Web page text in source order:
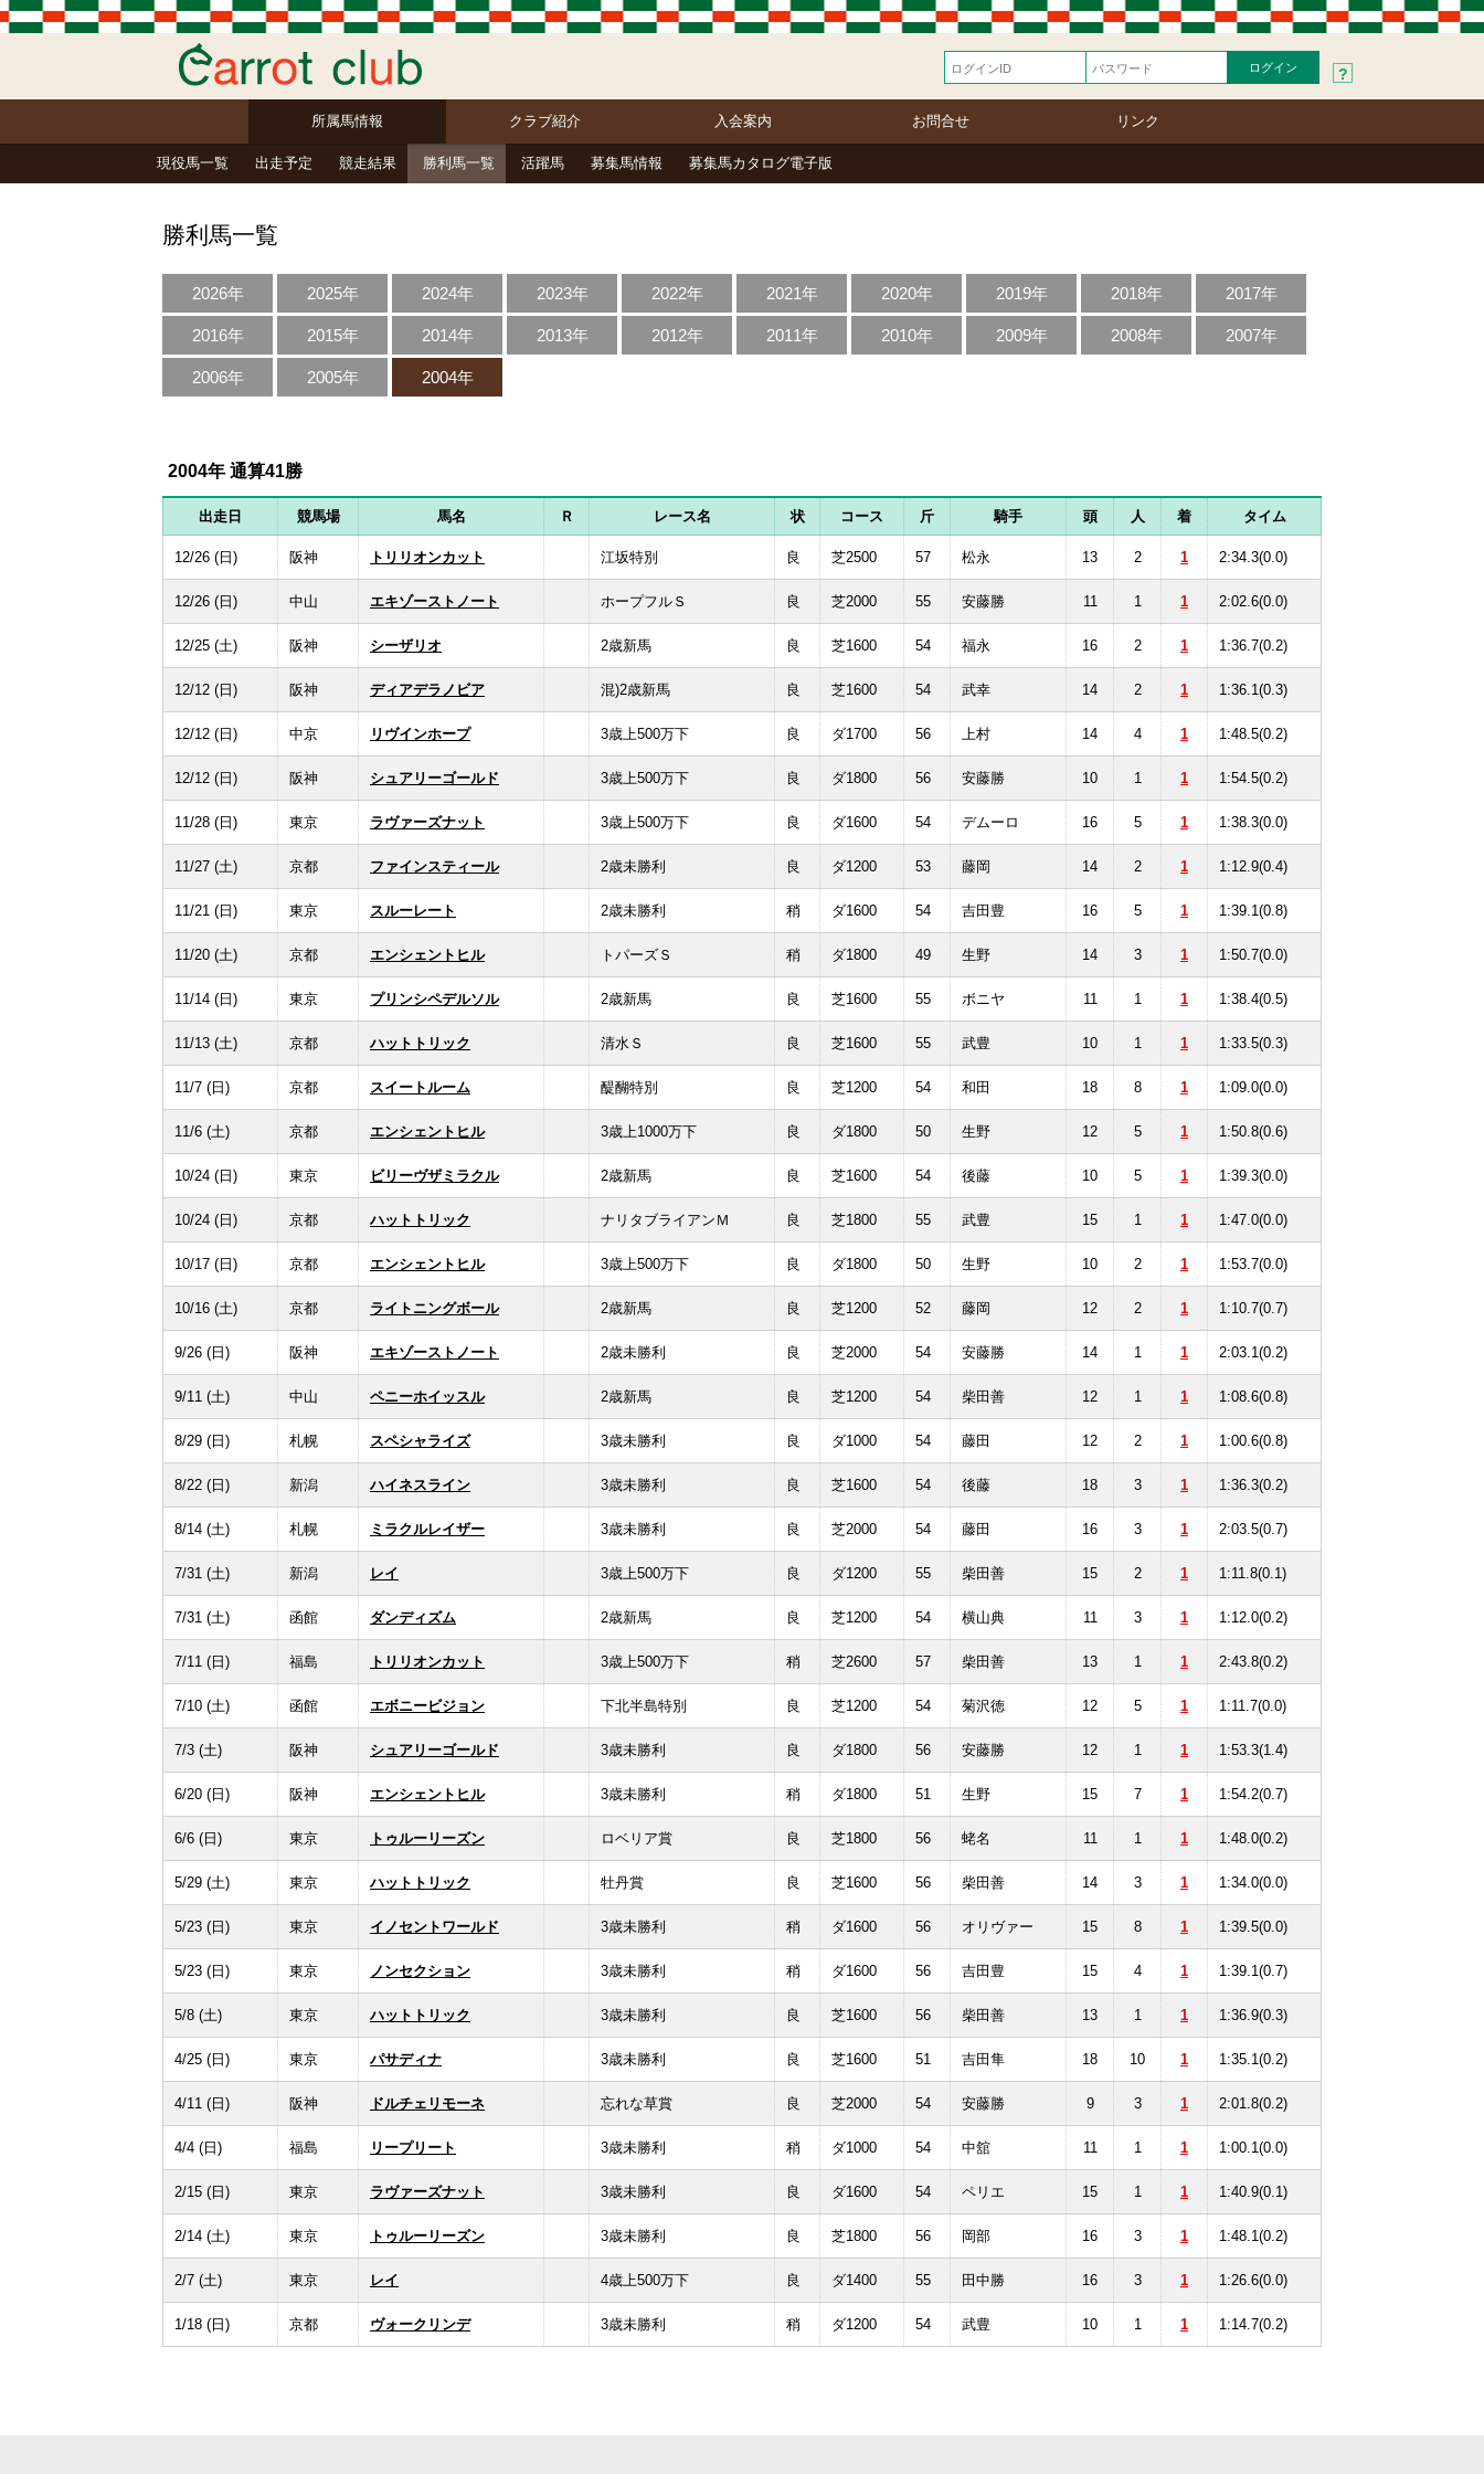
?
所属馬情報 クラブ紹介 入会案内 お問合せ リンク
現役馬一覧 出走予定 競走結果 勝利馬一覧 活躍馬 募集馬情報 募集馬カタログ電子版
勝利馬一覧
2026年 2025年 2024年 2023年 2022年 2021年 2020年 2019年 2018年 2017年
2016年 2015年 2014年 2013年 2012年 2011年 2010年 2009年 2008年 2007年
2006年 2005年 2004年
2004年 通算41勝
出走日 競馬場 馬名 Ｒ レース名 状 コース 斤 騎手 頭 人 着 タイム
12/26 (日) 阪神 トリリオンカット 江坂特別 良 芝2500 57 松永 13 2 1 2:34.3(0.0)
12/26 (日) 中山 エキゾーストノート ホープフルＳ 良 芝2000 55 安藤勝 11 1 1 2:02.6(0.0)
12/25 (土) 阪神 シーザリオ 2歳新馬 良 芝1600 54 福永 16 2 1 1:36.7(0.2)
12/12 (日) 阪神 ディアデラノビア 混)2歳新馬 良 芝1600 54 武幸 14 2 1 1:36.1(0.3)
12/12 (日) 中京 リヴインホープ 3歳上500万下 良 ダ1700 56 上村 14 4 1 1:48.5(0.2)
12/12 (日) 阪神 シュアリーゴールド 3歳上500万下 良 ダ1800 56 安藤勝 10 1 1 1:54.5(0.2)
11/28 (日) 東京 ラヴァーズナット 3歳上500万下 良 ダ1600 54 デムーロ 16 5 1 1:38.3(0.0)
11/27 (土) 京都 ファインスティール 2歳未勝利 良 ダ1200 53 藤岡 14 2 1 1:12.9(0.4)
11/21 (日) 東京 スルーレート 2歳未勝利 稍 ダ1600 54 吉田豊 16 5 1 1:39.1(0.8)
11/20 (土) 京都 エンシェントヒル トパーズＳ 稍 ダ1800 49 生野 14 3 1 1:50.7(0.0)
11/14 (日) 東京 プリンシペデルソル 2歳新馬 良 芝1600 55 ボニヤ 11 1 1 1:38.4(0.5)
11/13 (土) 京都 ハットトリック 清水Ｓ 良 芝1600 55 武豊 10 1 1 1:33.5(0.3)
11/7 (日) 京都 スイートルーム 醍醐特別 良 芝1200 54 和田 18 8 1 1:09.0(0.0)
11/6 (土) 京都 エンシェントヒル 3歳上1000万下 良 ダ1800 50 生野 12 5 1 1:50.8(0.6)
10/24 (日) 東京 ビリーヴザミラクル 2歳新馬 良 芝1600 54 後藤 10 5 1 1:39.3(0.0)
10/24 (日) 京都 ハットトリック ナリタブライアンＭ 良 芝1800 55 武豊 15 1 1 1:47.0(0.0)
10/17 (日) 京都 エンシェントヒル 3歳上500万下 良 ダ1800 50 生野 10 2 1 1:53.7(0.0)
10/16 (土) 京都 ライトニングボール 2歳新馬 良 芝1200 52 藤岡 12 2 1 1:10.7(0.7)
9/26 (日) 阪神 エキゾーストノート 2歳未勝利 良 芝2000 54 安藤勝 14 1 1 2:03.1(0.2)
9/11 (土) 中山 ペニーホイッスル 2歳新馬 良 芝1200 54 柴田善 12 1 1 1:08.6(0.8)
8/29 (日) 札幌 スペシャライズ 3歳未勝利 良 ダ1000 54 藤田 12 2 1 1:00.6(0.8)
8/22 (日) 新潟 ハイネスライン 3歳未勝利 良 芝1600 54 後藤 18 3 1 1:36.3(0.2)
8/14 (土) 札幌 ミラクルレイザー 3歳未勝利 良 芝2000 54 藤田 16 3 1 2:03.5(0.7)
7/31 (土) 新潟 レイ 3歳上500万下 良 ダ1200 55 柴田善 15 2 1 1:11.8(0.1)
7/31 (土) 函館 ダンディズム 2歳新馬 良 芝1200 54 横山典 11 3 1 1:12.0(0.2)
7/11 (日) 福島 トリリオンカット 3歳上500万下 稍 芝2600 57 柴田善 13 1 1 2:43.8(0.2)
7/10 (土) 函館 エボニービジョン 下北半島特別 良 芝1200 54 菊沢徳 12 5 1 1:11.7(0.0)
7/3 (土) 阪神 シュアリーゴールド 3歳未勝利 良 ダ1800 56 安藤勝 12 1 1 1:53.3(1.4)
6/20 (日) 阪神 エンシェントヒル 3歳未勝利 稍 ダ1800 51 生野 15 7 1 1:54.2(0.7)
6/6 (日) 東京 トゥルーリーズン ロベリア賞 良 芝1800 56 蛯名 11 1 1 1:48.0(0.2)
5/29 (土) 東京 ハットトリック 牡丹賞 良 芝1600 56 柴田善 14 3 1 1:34.0(0.0)
5/23 (日) 東京 イノセントワールド 3歳未勝利 稍 ダ1600 56 オリヴァー 15 8 1 1:39.5(0.0)
5/23 (日) 東京 ノンセクション 3歳未勝利 稍 ダ1600 56 吉田豊 15 4 1 1:39.1(0.7)
5/8 (土) 東京 ハットトリック 3歳未勝利 良 芝1600 56 柴田善 13 1 1 1:36.9(0.3)
4/25 (日) 東京 パサディナ 3歳未勝利 良 芝1600 51 吉田隼 18 10 1 1:35.1(0.2)
4/11 (日) 阪神 ドルチェリモーネ 忘れな草賞 良 芝2000 54 安藤勝 9 3 1 2:01.8(0.2)
4/4 (日) 福島 リープリート 3歳未勝利 稍 ダ1000 54 中舘 11 1 1 1:00.1(0.0)
2/15 (日) 東京 ラヴァーズナット 3歳未勝利 良 ダ1600 54 ペリエ 15 1 1 1:40.9(0.1)
2/14 (土) 東京 トゥルーリーズン 3歳未勝利 良 芝1800 56 岡部 16 3 1 1:48.1(0.2)
2/7 (土) 東京 レイ 4歳上500万下 良 ダ1400 55 田中勝 16 3 1 1:26.6(0.0)
1/18 (日) 京都 ヴォークリンデ 3歳未勝利 稍 ダ1200 54 武豊 10 1 1 1:14.7(0.2)